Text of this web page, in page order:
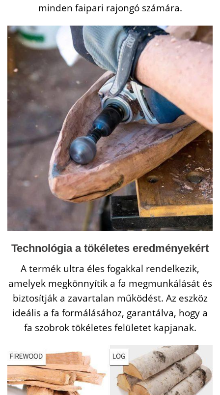
minden faipari rajongó számára.
Technológia a tökéletes eredményekért
A termék ultra éles fogakkal rendelkezik,
amelyek megkönnyítik a fa megmunkálását és
biztosítják a zavartalan működést. Az eszköz
ideális a fa formálásához, garantálva, hogy a
fa szobrok tökéletes felületet kapjanak.